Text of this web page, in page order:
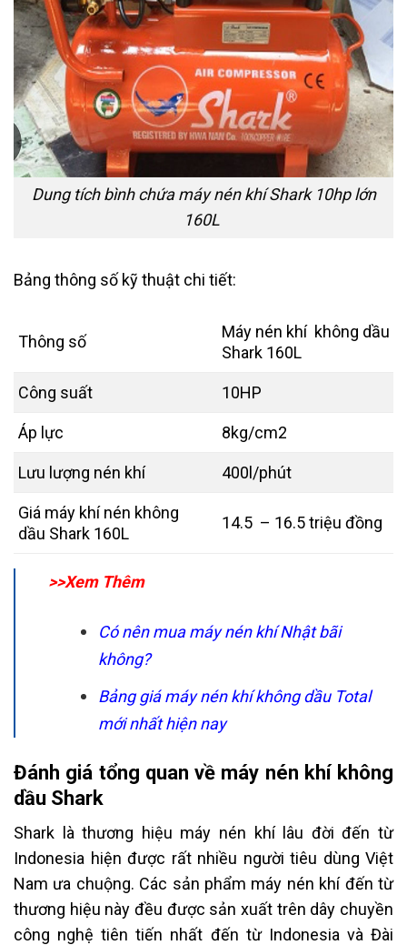
Dung tích bình chứa máy nén khí Shark 10hp lớn
160L
Bảng thông số kỹ thuật chi tiết:
Thông số
Máy nén khí không dầu
Shark 160L
Công suất 10HP
Áp lực 8kg/cm2
Lưu lượng nén khí 400l/phút
Giá máy khí nén không
dầu Shark 160L
14.5 – 16.5 triệu đồng
>>Xem Thêm
Có nên mua máy nén khí Nhật bãi
không?
Bảng giá máy nén khí không dầu Total
mới nhất hiện nay
Đánh giá tổng quan về máy nén khí không
dầu Shark
Shark là thương hiệu máy nén khí lâu đời đến từ
Indonesia hiện được rất nhiều người tiêu dùng Việt
Nam ưa chuộng. Các sản phẩm máy nén khí đến từ
thương hiệu này đều được sản xuất trên dây chuyền
công nghệ tiên tiến nhất đến từ Indonesia và Đài